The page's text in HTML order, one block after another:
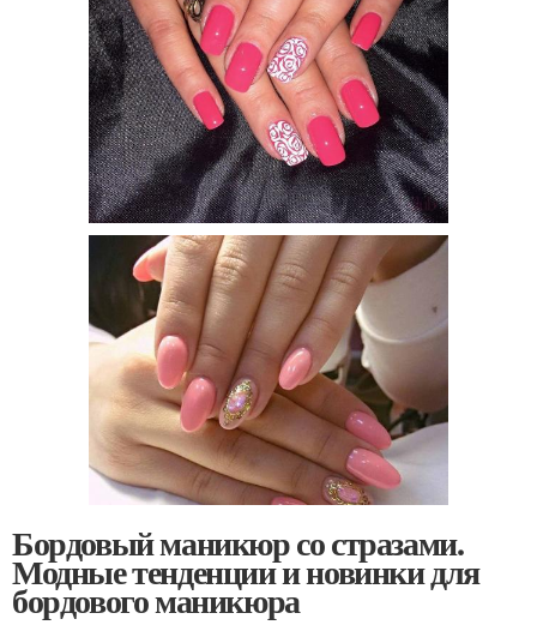
Бордовый маникюр со стразами.
Модные тенденции и новинки для
бордового маникюра